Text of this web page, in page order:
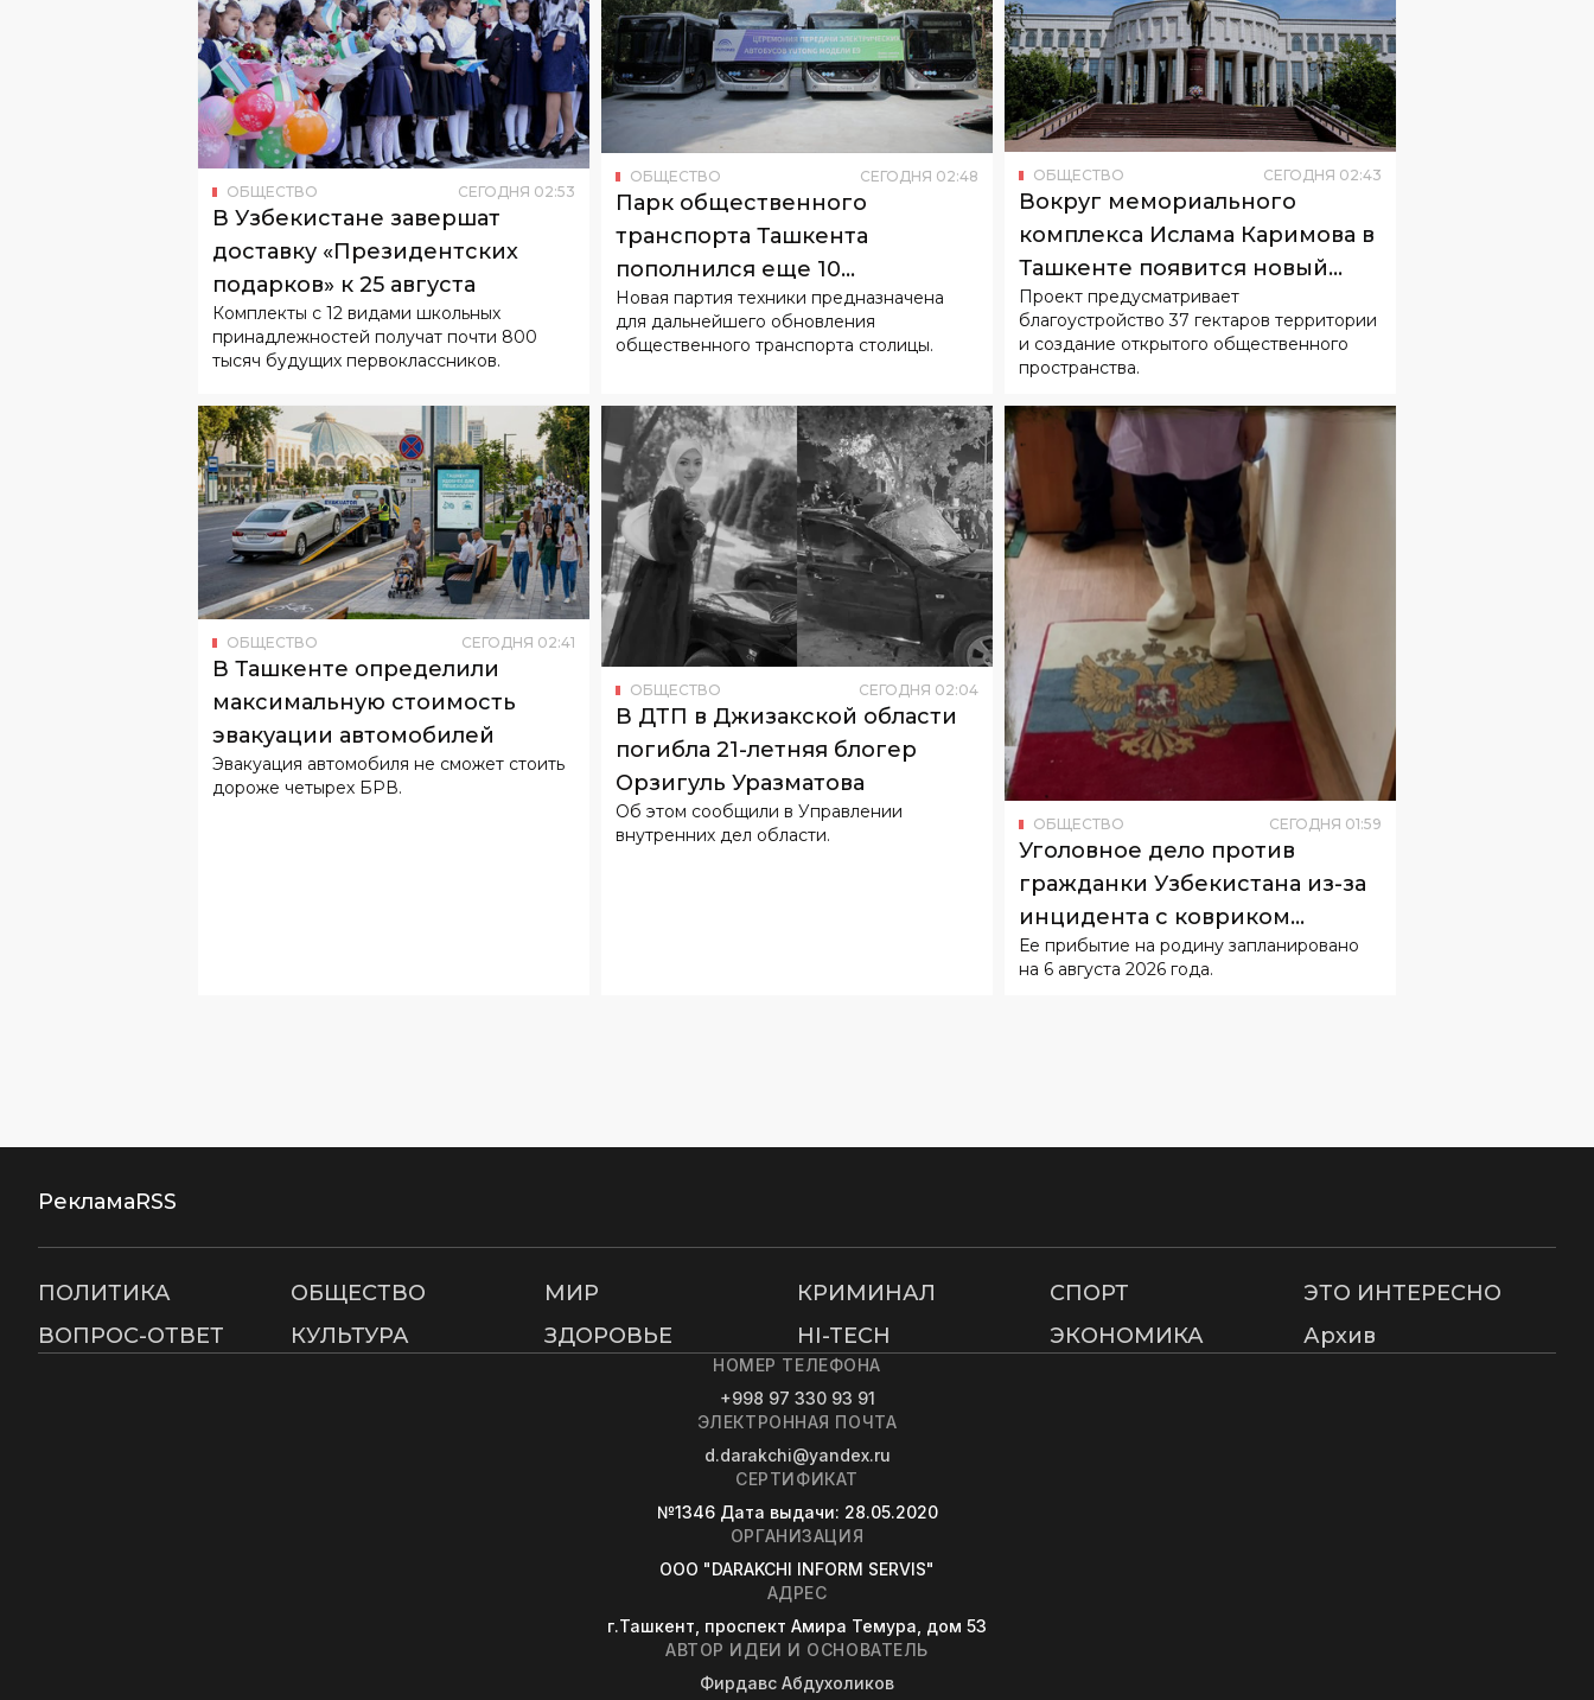
ОБЩЕСТВО СЕГОДНЯ 02:53
В Узбекистане завершат
доставку «Президентских
подарков» к 25 августа
Комплекты с 12 видами школьных
принадлежностей получат почти 800
тысяч будущих первоклассников.
ОБЩЕСТВО СЕГОДНЯ 02:48
Парк общественного
транспорта Ташкента
пополнился еще 10
китайскими электробусами
Новая партия техники предназначена
для дальнейшего обновления
общественного транспорта столицы.
ОБЩЕСТВО СЕГОДНЯ 02:43
Вокруг мемориального
комплекса Ислама Каримова в
Ташкенте появится новый
городской парк
Проект предусматривает
благоустройство 37 гектаров территории
и создание открытого общественного
пространства.
ОБЩЕСТВО СЕГОДНЯ 02:41
В Ташкенте определили
максимальную стоимость
эвакуации автомобилей
Эвакуация автомобиля не сможет стоить
ОБЩЕСТВО 02
В ДТП в Джизакской области
погибла 21-летняя блогер
Орзигуль Уразматова
Об этом сообщили в Управлении
внутренних дел области.
ОБЩЕСТВО СЕГОДНЯ
Уголовное дело против
гражданки Узбекистана из-за
инцидента с ковриком
возбуждать не будут
Ее прибытие на родину запланировано
на 6 августа 2026 года.
РекламаRSS
ПОЛИТИКА ОБЩЕСТВО МИР КРИМИНАЛ СПОРТ
ЭТО ИНТЕРЕСНО
ВОПРОС-ОТВЕТ
КУЛЬТУРА ЗДОРОВЬЕ HI-TECH ЭКОНОМИКА Архив
НОМЕР ТЕЛЕФОНА
+998 97 330 93 91
ЭЛЕКТРОННАЯ ПОЧТА
d.darakchi@yandex.ru
СЕРТИФИКАТ
№1346 Дата выдачи: 28.05.2020
ОРГАНИЗАЦИЯ
OOO "DARAKCHI INFORM SERVIS"
АДРЕС
г.Ташкент, проспект Амира Темура, дом 53
АВТОР ИДЕИ И ОСНОВАТЕЛЬ
Фирдавс Абдухоликов